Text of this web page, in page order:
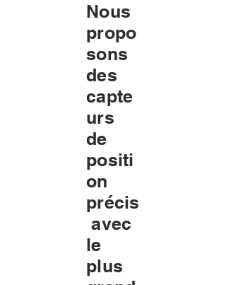
Nous
propo
sons
des
capte
urs
de
positi
on
précis
avec
le
plus